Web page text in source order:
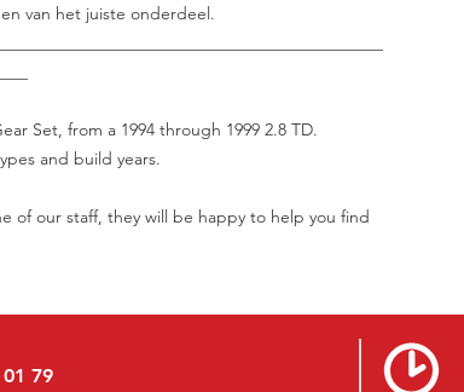
van het juiste onderdeel.
Set, from a 1994 through 1999 2.8 TD.
and build years.
of our staff, they will be happy to help you find
79